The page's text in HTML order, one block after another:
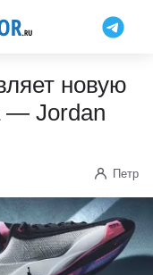
новую
— Jordan
Петр